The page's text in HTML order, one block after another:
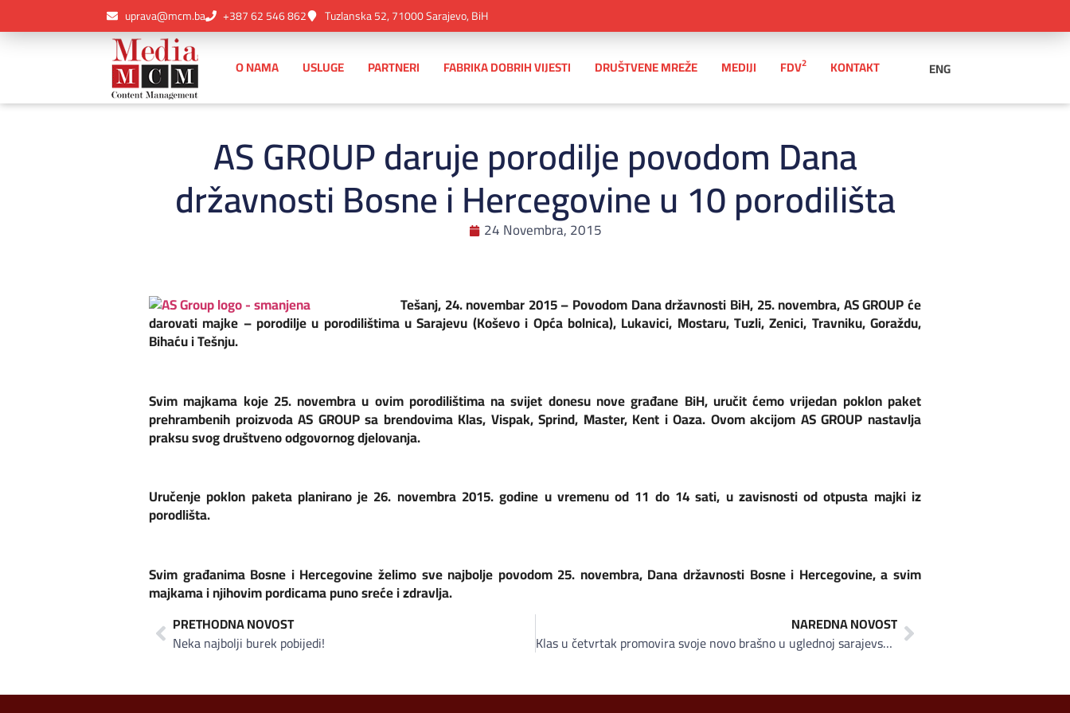
uprava@mcm.ba +387 62 546 862 Tuzlanska 52, 71000 Sarajevo, BiH
O NAMA USLUGE PARTNERI FABRIKA DOBRIH VIJESTI DRUŠTVENE MREŽE MEDIJI FDV2 KONTAKT ENG
AS GROUP daruje porodilje povodom Dana
državnosti Bosne i Hercegovine u 10 porodilišta
24 Novembra, 2015
Tešanj, 24. novembar 2015 –Povodom Dana državnosti BiH, 25. novembra, AS GROUP će
darovati majke – porodilje u porodilištima u Sarajevu (Koševo i Opća bolnica), Lukavici, Mostaru, Tuzli, Zenici, Travniku, Goraždu,
Bihaću i Tešnju.
Svim majkama koje 25. novembra u ovim porodilištima na svijet donesu nove građane BiH, uručit ćemo vrijedan poklon paket
prehrambenih proizvoda AS GROUP sa brendovima Klas, Vispak, Sprind, Master, Kent i Oaza. Ovom akcijom AS GROUP nastavlja
praksu svog društveno odgovornog djelovanja.
Uručenje poklon paketa planirano je 26. novembra 2015. godine u vremenu od 11 do 14 sati, u zavisnosti od otpusta majki iz
porodlišta.
Svim građanima Bosne i Hercegovine želimo sve najbolje povodom 25. novembra, Dana državnosti Bosne i Hercegovine, a svim
majkama i njihovim pordicama puno sreće i zdravlja.
PRETHODNA NOVOST
Neka najbolji burek pobijedi!
NAREDNA NOVOST
Klas u četvrtak promovira svoje novo brašno u uglednoj sarajevskoj pekari «Poričanin» na Baščaršiji